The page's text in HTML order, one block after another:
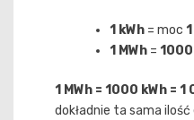
1 kWh = moc
1 MWh = 1000
1 MWh = 1000 kWh =
dokładnie ta sama